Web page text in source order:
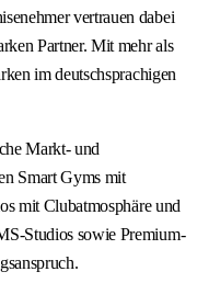
vertrauen dabei
Partner. Mit mehr als
im deutschsprachigen
Markt- und
Smart Gyms mit
mit Clubatmosphäre und
Studios sowie Premium-